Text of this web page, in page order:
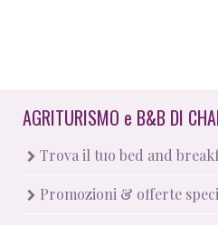
AGRITURISMO e B&B DI
Trova il tuo bed and
Promozioni & offerte